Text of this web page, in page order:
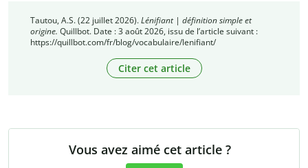
Tautou, A.S. (22 juillet 2026).Lénifiant | définition simple et
origine. Quillbot. Date : 3 août 2026, issu de l’article suivant :
https://quillbot.com/fr/blog/vocabulaire/lenifiant/
Citer cet article
Vous avez aimé cet article ?